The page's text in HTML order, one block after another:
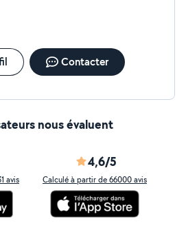
Contacter
nous évaluent
avis
4,6/5
Calculé à partir de 66000 avis